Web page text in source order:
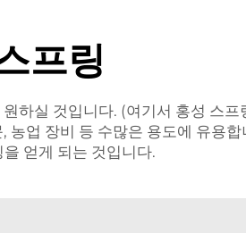
프링
하실 것입니다. (여기서 홍성 스
업 장비 등 수많은 용도에 유용
얻게 되는 것입니다.